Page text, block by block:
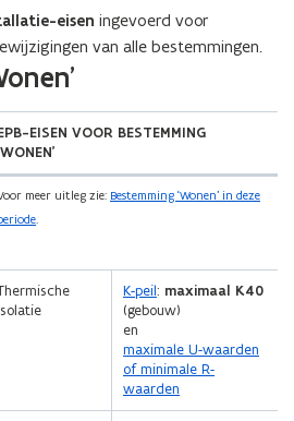
eisen ingevoerd voor
van alle bestemmingen.
EISEN VOOR BESTEMMING
meer uitleg zie: Bestemming ‘Wonen’ in deze
K-peil: maximaal K40
(gebouw)
en
maximale U-waarden
of minimale R-
waarden